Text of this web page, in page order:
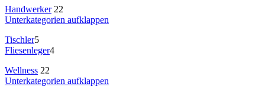
Handwerker22
Unterkategorien aufklappen
Tischler5
Fliesenleger4
Wellness 22
Unterkategorien aufklappen